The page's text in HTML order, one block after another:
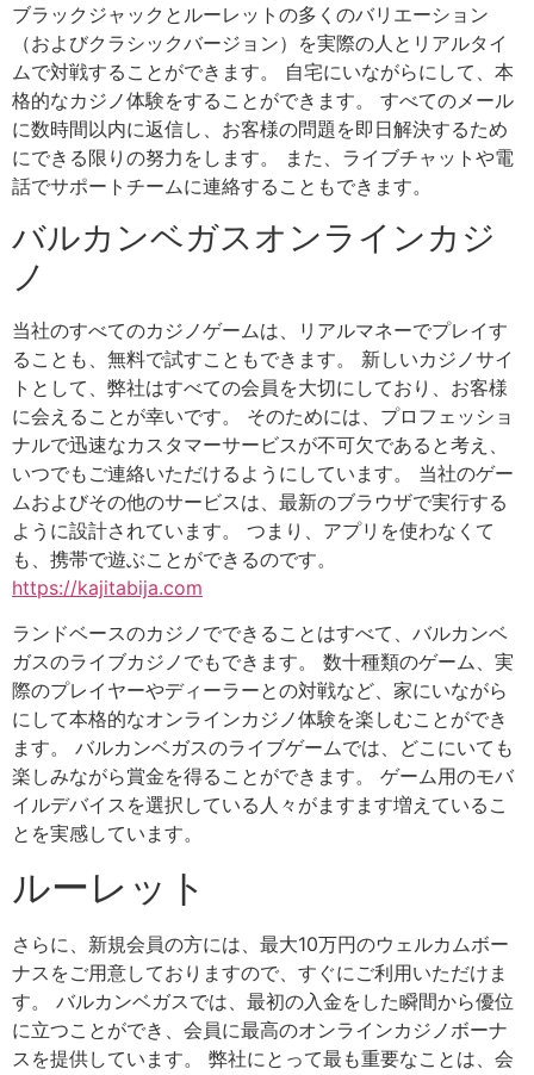
ブラックジャックとルーレットの多くのバリエーション
（およびクラシックバージョン）を実際の人とリアルタイ
ムで対戦することができます。 自宅にいながらにして、本
格的なカジノ体験をすることができます。 すべてのメール
に数時間以内に返信し、お客様の問題を即日解決するため
にできる限りの努力をします。 また、ライブチャットや電
話でサポートチームに連絡することもできます。
バルカンベガスオンラインカジ
ノ
当社のすべてのカジノゲームは、リアルマネーでプレイす
ることも、無料で試すこともできます。 新しいカジノサイ
トとして、弊社はすべての会員を大切にしており、お客様
に会えることが幸いです。 そのためには、プロフェッショ
ナルで迅速なカスタマーサービスが不可欠であると考え、
いつでもご連絡いただけるようにしています。 当社のゲー
ムおよびその他のサービスは、最新のブラウザで実行する
ように設計されています。 つまり、アプリを使わなくて
も、携帯で遊ぶことができるのです。
https://kajitabija.com
ランドベースのカジノでできることはすべて、バルカンベ
ガスのライブカジノでもできます。 数十種類のゲーム、実
際のプレイヤーやディーラーとの対戦など、家にいながら
にして本格的なオンラインカジノ体験を楽しむことができ
ます。 バルカンベガスのライブゲームでは、どこにいても
楽しみながら賞金を得ることができます。 ゲーム用のモバ
イルデバイスを選択している人々がますます増えているこ
とを実感しています。
ルーレット
さらに、新規会員の方には、最大10万円のウェルカムボー
ナスをご用意しておりますので、すぐにご利用いただけま
す。 バルカンベガスでは、最初の入金をした瞬間から優位
に立つことができ、会員に最高のオンラインカジノボーナ
スを提供しています。 弊社にとって最も重要なことは、会